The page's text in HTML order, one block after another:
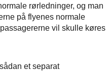
rørledninger, og man
på flyenes normale
vil skulle køres
et separat